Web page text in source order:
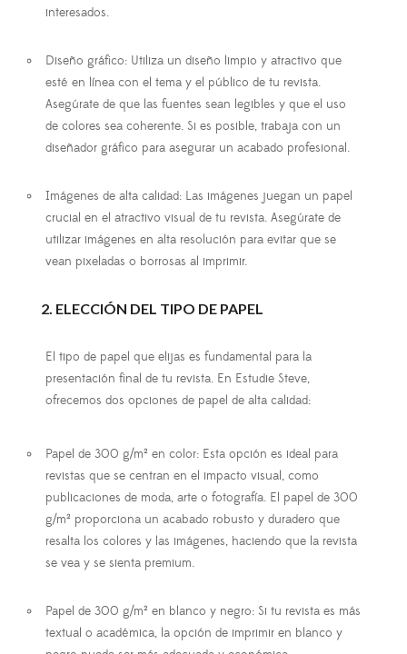
interesados.
Diseño gráfico: Utiliza un diseño limpio y atractivo que
esté en línea con el tema y el público de tu revista.
Asegúrate de que las fuentes sean legibles y que el uso
de colores sea coherente. Si es posible, trabaja con un
diseñador gráfico para asegurar un acabado profesional.
Imágenes de alta calidad: Las imágenes juegan un papel
crucial en el atractivo visual de tu revista. Asegúrate de
utilizar imágenes en alta resolución para evitar que se
vean pixeladas o borrosas al imprimir.
2. ELECCIÓN DEL TIPO DE PAPEL
El tipo de papel que elijas es fundamental para la
presentación final de tu revista. En Estudie Steve,
ofrecemos dos opciones de papel de alta calidad:
Papel de 300 g/m² en color: Esta opción es ideal para
revistas que se centran en el impacto visual, como
publicaciones de moda, arte o fotografía. El papel de 300
g/m² proporciona un acabado robusto y duradero que
resalta los colores y las imágenes, haciendo que la revista
se vea y se sienta premium.
Papel de 300 g/m² en blanco y negro: Si tu revista es más
textual o académica, la opción de imprimir en blanco y